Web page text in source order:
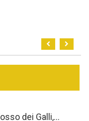
dei Galli,...